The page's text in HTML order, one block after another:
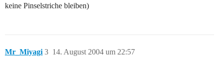
keine Pinselstriche bleiben)
Mr_Miyagi 14. August 2004 um 22:57
3